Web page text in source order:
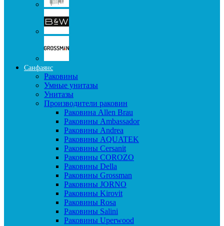
Санфаянс
Раковины
Умные унитазы
Унитазы
Производители раковин
Раковина Allen Brau
Раковины Ambassador
Раковины Andrea
Раковины AQUATEK
Раковины Cersanit
Раковины COROZO
Раковины Della
Раковины Grossman
Раковины JORNO
Раковины Kirovit
Раковины Rosa
Раковины Salini
Раковины Uperwood